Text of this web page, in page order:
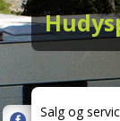
Salg og